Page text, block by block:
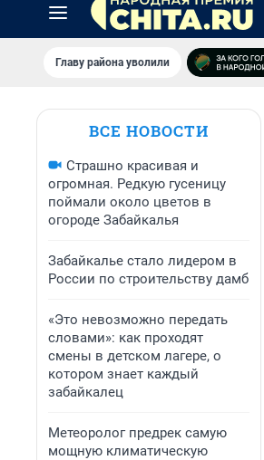
Главу района уволили
ВСЕ НОВОСТИ
Страшно красивая и
огромная. Редкую гусеницу
поймали около цветов в
огороде Забайкалья
Забайкалье стало лидером в
России по строительству дамб
«Это невозможно передать
словами»: как проходят
смены в детском лагере, о
котором знает каждый
забайкалец
Метеоролог предрек самую
мощную климатическую